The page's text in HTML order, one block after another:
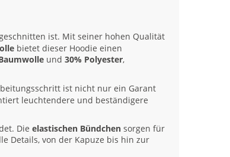
ist. Mit seiner hohen Qualität
bietet dieser Hoodie einen
und 30% Polyester,
ist nicht nur ein Garant
leuchtendere und beständigere
Die elastischen Bündchen sorgen für
Details, von der Kapuze bis hin zur